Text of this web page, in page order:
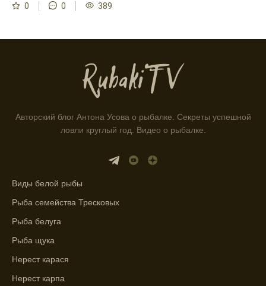
ловли.
себя анализ фаз луны и погоды.
Прогноз клева на зимой помогает выбрать
подходящее время для ловли хищной
Информация о каждом типе рыбы в
приложении помогает выбрать наилучшие
Прогноз клева учитывает влияние лунных
фаз и погодных условий на активность
ближайшие дни с прогнозом клева.
погоды.
0 0 389
Авторский блог Антона Усова о рыбалке. Секреты успешной
ловли круглый год. Видео о рыбалке.
Виды белой рыбы
Рыба семейства Тресковых
Рыба белуга
Рыба щука
Нерест карася
Нерест карпа